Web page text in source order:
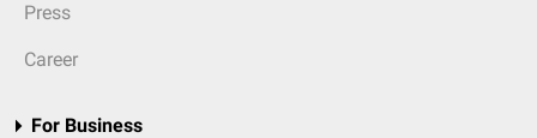
Press
Career
For Business